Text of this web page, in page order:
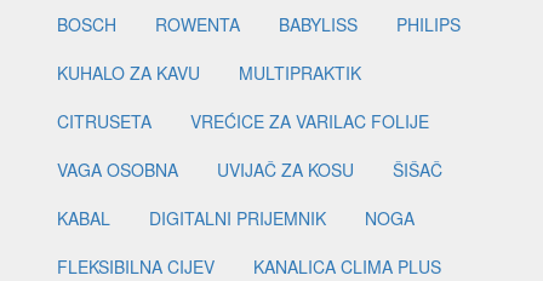
BOSCH
ROWENTA BABYLISS
PHILIPS
KUHALO ZA KAVU
MULTIPRAKTIK
CITRUSETA
VREĆICE ZA VARILAC FOLIJE
VAGA OSOBNA
UVIJAČ ZA KOSU
ŠIŠAČ
KABAL
DIGITALNI PRIJEMNIK
NOGA
FLEKSIBILNA CIJEV
KANALICA CLIMA PLUS